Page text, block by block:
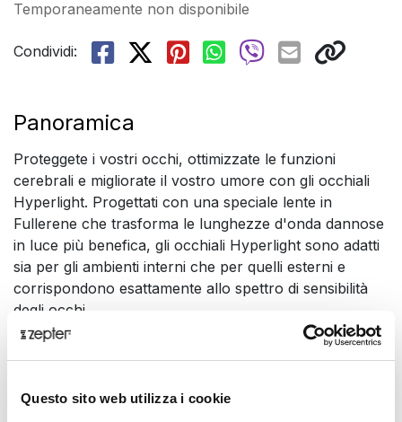
Questo sito web utilizza i cookie
Temporaneamente non disponibile
Condividi:
Panoramica
Proteggete i vostri occhi, ottimizzate le funzioni
cerebrali e migliorate il vostro umore con gli occhiali
Hyperlight. Progettati con una speciale lente in
Fullerene che trasforma le lunghezze d'onda dannose
in luce più benefica, gli occhiali Hyperlight sono adatti
sia per gli ambienti interni che per quelli esterni e
corrispondono esattamente allo spettro di sensibilità
degli occhi.
Presentazione
compresa la luce UV ad alta energia e la luce visibile ad alta energia,